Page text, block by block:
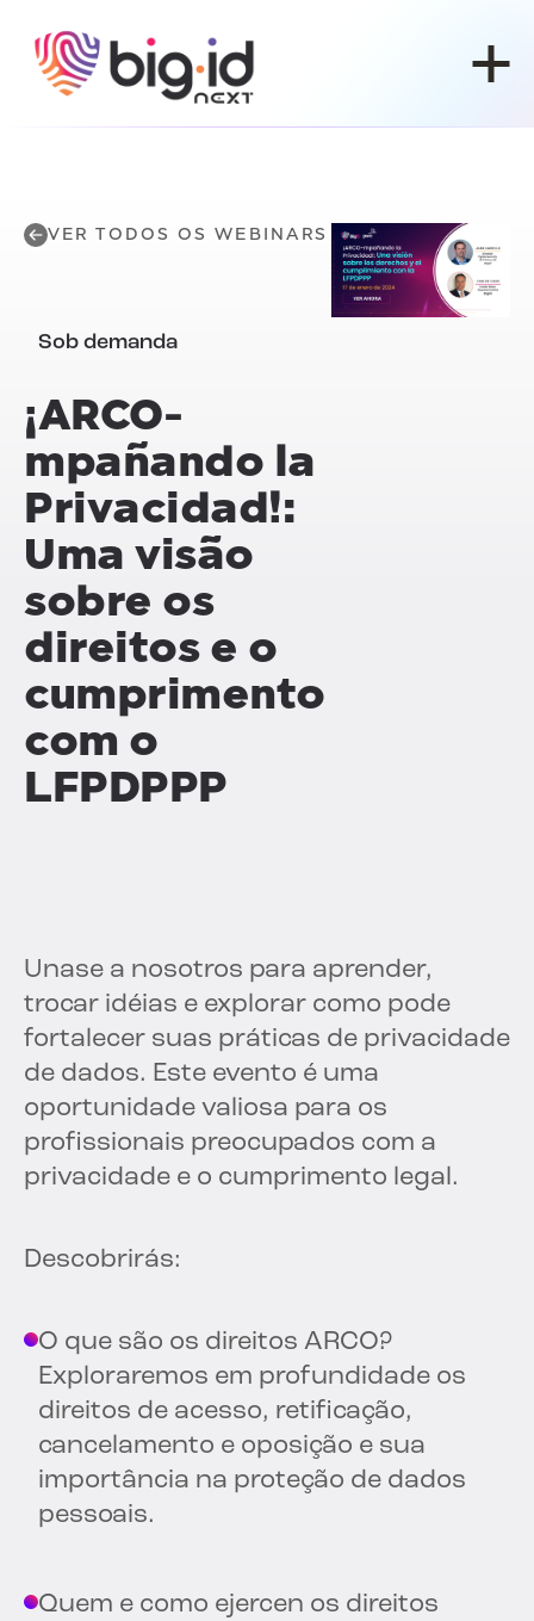
VER TODOS OS WEBINARS
Sob demanda
¡ARCO-
mpañando la
Privacidad!:
Uma visão
sobre os
direitos e o
cumprimento
com o
LFPDPPP
Unase a nosotros para aprender,
trocar idéias e explorar como pode
fortalecer suas práticas de privacidade
de dados. Este evento é uma
oportunidade valiosa para os
profissionais preocupados com a
privacidade e o cumprimento legal.
Descobrirás:
O que são os direitos ARCO?
Exploraremos em profundidade os
direitos de acesso, retificação,
cancelamento e oposição e sua
importância na proteção de dados
pessoais.
Quem e como ejercen os direitos